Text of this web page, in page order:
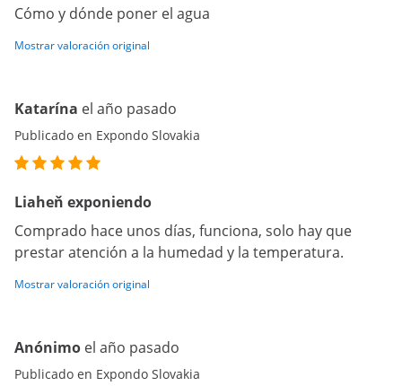
Cómo y dónde poner el agua
Mostrar valoración original
Katarína el año pasado
Publicado en Expondo Slovakia
Liaheň exponiendo
Comprado hace unos días, funciona, solo hay que
prestar atención a la humedad y la temperatura.
Mostrar valoración original
Anónimo el año pasado
Publicado en Expondo Slovakia